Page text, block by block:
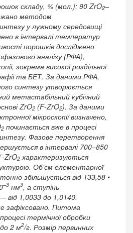
складу, % (мол.): 90 ZrO2–
методом
у лужному середовищі
в інтервалі температур
порошків досліджено
аналізу (РФА),
зокрема високої роздільної
та БЕТ. За даними РФА,
синтезу утворюється
метастабільний кубічний
ZrO2 (F-ZrO2). За даними
мікроскопії визначено,
2 починається вже в процесі
Фазове перетворення
в інтервалі 700‒850
ZrO2 характеризуються
Об’єм елементарної
збільшується від 133,58 •
–3 нм3, а ступінь
від 1,0033 до 1,0140.
зафіксовано. Питома
термічної обробки
2 м2/г. Розмір первинних